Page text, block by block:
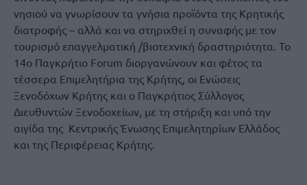
νησιού να γνωρίσουν τα γνήσια προϊόντα της Κρητικής
διατροφής – αλλά και να στηριχθεί η συναφής με τον
τουρισμό επαγγελματική /βιοτεχνική δραστηριότητα. Το
14ο Παγκρήτιο Forum διοργανώνουν και φέτος τα
τέσσερα Επιμελητήρια της Κρήτης, οι Ενώσεις
Ξενοδόχων Κρήτης και ο Παγκρήτιος Σύλλογος
Διευθυντών Ξενοδοχείων, με τη στήριξη και υπό την
αιγίδα της Κεντρικής Ένωσης Επιμελητηρίων Ελλάδος
και της Περιφέρειας Κρήτης.